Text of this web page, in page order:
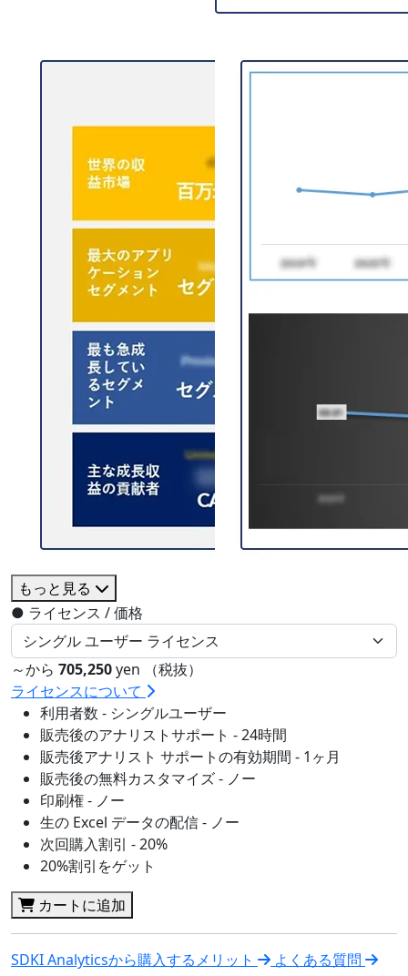
もっと見る
● ライセンス / 価格
～から 705,250yen （税抜）
ライセンスについて
利用者数 - シングルユーザー
販売後のアナリストサポート - 24時間
販売後アナリスト サポートの有効期間 - 1ヶ月
販売後の無料カスタマイズ - ノー
印刷権 - ノー
生の Excel データの配信 - ノー
次回購入割引 - 20%
20%割引をゲット
カートに追加
SDKI Analyticsから購入するメリット よくある質問